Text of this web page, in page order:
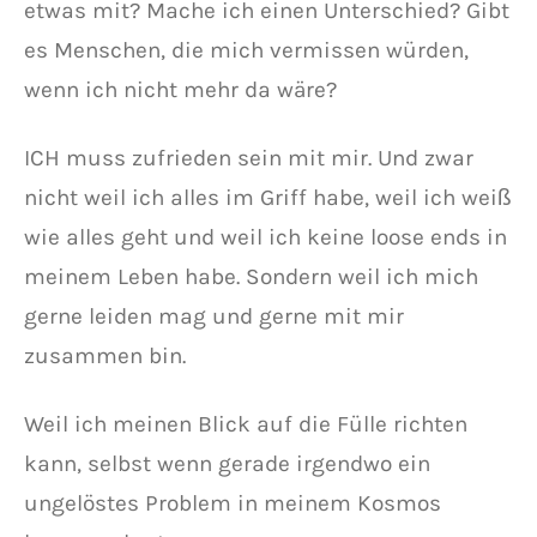
etwas mit? Mache ich einen Unterschied? Gibt
es Menschen, die mich vermissen würden,
wenn ich nicht mehr da wäre?
ICH muss zufrieden sein mit mir. Und zwar
nicht weil ich alles im Griff habe, weil ich weiß
wie alles geht und weil ich keine loose ends in
meinem Leben habe. Sondern weil ich mich
gerne leiden mag und gerne mit mir
zusammen bin.
Weil ich meinen Blick auf die Fülle richten
kann, selbst wenn gerade irgendwo ein
ungelöstes Problem in meinem Kosmos